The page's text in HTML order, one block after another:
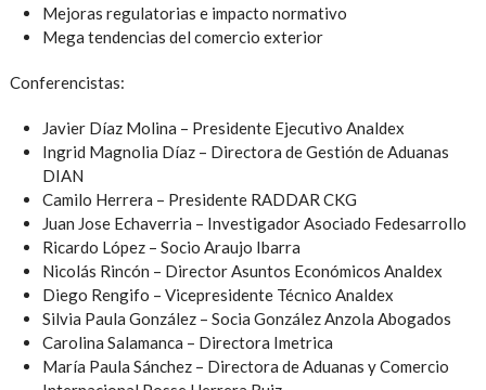
Mejoras regulatorias e impacto normativo
Mega tendencias del comercio exterior
Conferencistas:
Javier Díaz Molina – Presidente Ejecutivo Analdex
Ingrid Magnolia Díaz – Directora de Gestión de Aduanas
DIAN
Camilo Herrera – Presidente RADDAR CKG
Juan Jose Echaverria – Investigador Asociado Fedesarrollo
Ricardo López – Socio Araujo Ibarra
Nicolás Rincón – Director Asuntos Económicos Analdex
Diego Rengifo – Vicepresidente Técnico Analdex
Silvia Paula González – Socia González Anzola Abogados
Carolina Salamanca – Directora Imetrica
María Paula Sánchez – Directora de Aduanas y Comercio